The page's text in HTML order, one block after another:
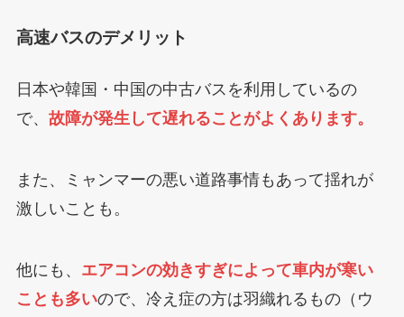
高速バスのデメリット
日本や韓国・中国の中古バスを利用しているの
で、 故障が発生して遅れることがよくあります。
また、ミャンマーの悪い道路事情もあって揺れが
激しいことも。
他にも、 エアコンの効きすぎによって車内が寒い
ことも多いので、冷え症の方は羽織れるもの（ウ